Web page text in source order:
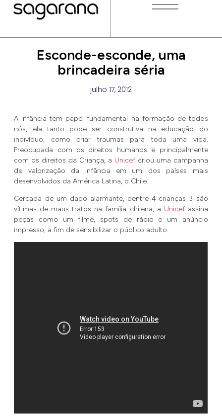
Esconde-esconde, uma
brincadeira séria
julho 17, 2012
A infância tem papel fundamental na formação de todos
nós, ela tanto pode ser construtiva na educação do
indivíduo, como criar traumas para toda uma vida.
Preocupada com os direitos humanos e principalmente
com os direitos da Criança, a Unicefcriou uma campanha
de valorização da infância em um dos países mais
desenvolvidos da América Latina, o Chile.
Cercada de um dado alarmante, dentre 4 crianças 3 são
vítimas de maus-tratos na família chilena, a Unicef assina
peças como um filme, spots de rádio e um anúncio
impresso, a fim de sensibilizar o público adulto.